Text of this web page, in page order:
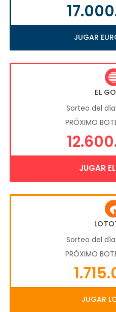
JUGAR
EL
Sorteo del
PRÓXIMO
JUGAR
Sorteo del
PRÓXIMO
JUGAR